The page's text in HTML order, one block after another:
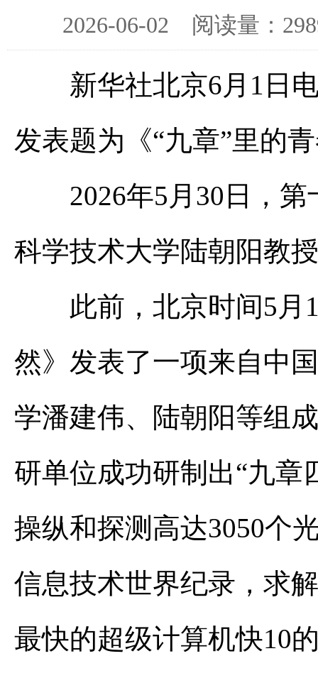
2026-06-02 阅读量：
新华社北京6月1日电
发表题为《“九章”里的
2026年5月30日，第
科学技术大学陆朝阳教
此前，北京时间5月
然》发表了一项来自中
学潘建伟、陆朝阳等组
研单位成功研制出“九章
操纵和探测高达3050个
信息技术世界纪录，求
最快的超级计算机快10